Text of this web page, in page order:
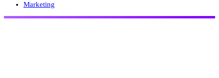
Marketing